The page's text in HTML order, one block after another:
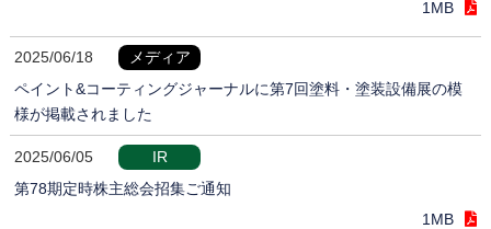
1MB
2025/06/18
メディア
ペイント&コーティングジャーナルに第7回塗料・塗装設備展の模
様が掲載されました
2025/06/05
IR
第78期定時株主総会招集ご通知
1MB